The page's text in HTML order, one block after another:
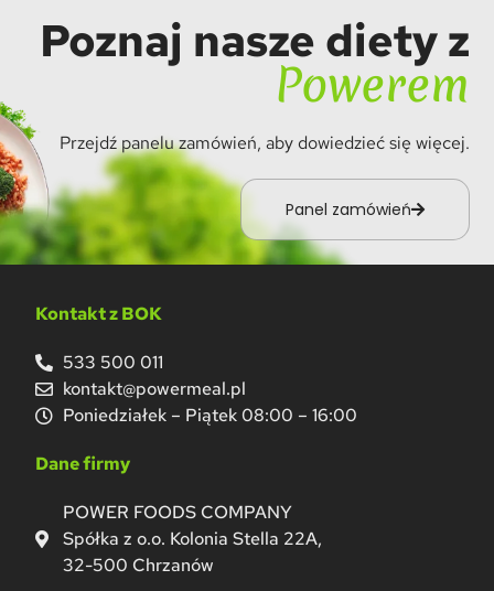
Poznaj nasze diety z
Powerem
Przejdź panelu zamówień, aby dowiedzieć się więcej.
Panel zamówień
Kontakt z BOK
533 500 011
kontakt@powermeal.pl
Poniedziałek – Piątek 08:00 – 16:00
Dane firmy
POWER FOODS COMPANY
Spółka z o.o. Kolonia Stella 22A,
32-500 Chrzanów